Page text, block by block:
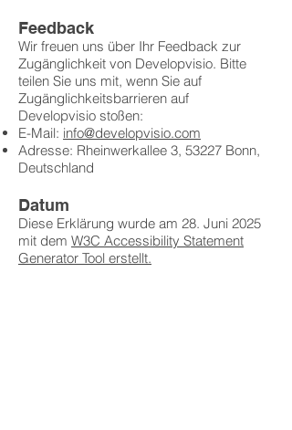
Feedback
Wir freuen uns über Ihr Feedback zur
Zugänglichkeit von Developvisio. Bitte
teilen Sie uns mit, wenn Sie auf
Zugänglichkeitsbarrieren auf
Developvisio stoßen:
E-Mail: info@developvisio.com
Adresse: Rheinwerkallee 3, 53227 Bonn,
Deutschland
Datum
Diese Erklärung wurde am 28. Juni 2025
mit dem W3C Accessibility Statement
Generator Tool erstellt.